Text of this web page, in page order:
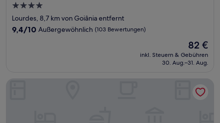
4.0-
Sterne-
Unterkunft
Lourdes, 8,7 km von Goiânia entfernt
9.4
9,4/10 Außergewöhnlich (103 Bewertungen)
Der
Preis
beträgt
82 €
inkl. Steuern & Gebühren
30. Aug.–31. Aug.